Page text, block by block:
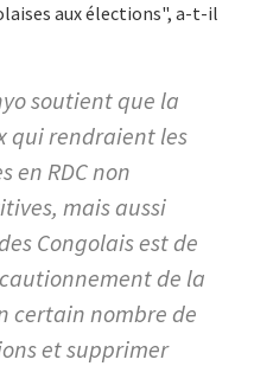
aux élections", a-t-il
soutient que la
qui rendraient les
en RDC non
mais aussi
Congolais est de
de la
certain nombre de
et supprimer